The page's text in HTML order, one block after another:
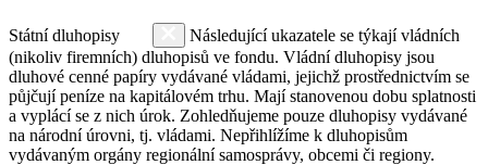
Státní dluhopisy
Následující ukazatele se týkají vládních
(nikoliv firemních) dluhopisů ve fondu. Vládní dluhopisy jsou
dluhové cenné papíry vydávané vládami, jejichž prostřednictvím se
půjčují peníze na kapitálovém trhu. Mají stanovenou dobu splatnosti
a vyplácí se z nich úrok. Zohledňujeme pouze dluhopisy vydávané
na národní úrovni, tj. vládami. Nepřihlížíme k dluhopisům
vydávaným orgány regionální samosprávy, obcemi či regiony.